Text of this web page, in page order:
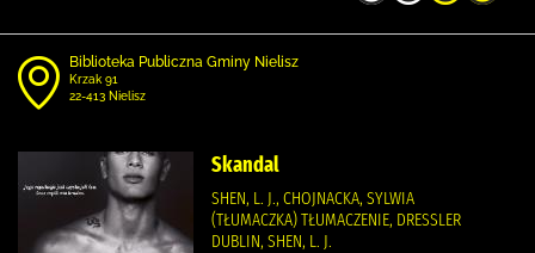
Biblioteka Publiczna Gminy Nielisz
Krzak 91
22-413 Nielisz
Skandal
SHEN, L. J., CHOJNACKA, SYLWIA
(TŁUMACZKA) TŁUMACZENIE, DRESSLER
DUBLIN, SHEN, L. J.